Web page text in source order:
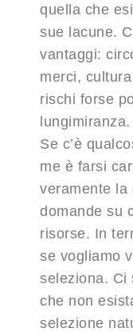
quella che
sue lacune.
vantaggi:
merci,
rischi forse
lungimiranza.
Se c’è
me è farsi
veramente la
domande su
risorse. In
se vogliamo
seleziona. Ci
che non
selezione